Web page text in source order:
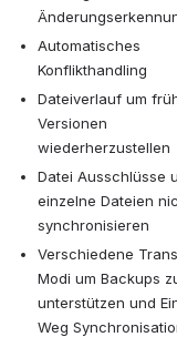
Automatisches
Konflikthandling
Dateiverlauf um
Versionen
wiederherzustellen
Datei Ausschlüsse
einzelne Dateien
synchronisieren
Verschiedene
Modi um Backups
unterstützen und
Weg